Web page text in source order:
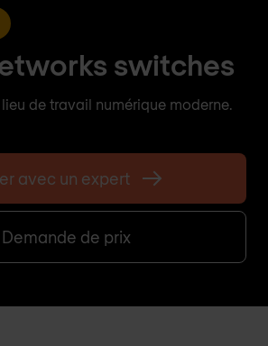
switches
de travail numérique moderne.
avec un expert
Demande de prix